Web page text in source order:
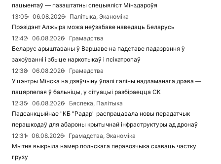
пацыентаў — пазаштатны спецыяліст Мінздароўя
13:05
06.08.2026
Палітыка, Эканоміка
Прэзідэнт Алжыра можа неўзабаве наведаць Беларусь
12:42
06.08.2026
Грамадства
Беларус арыштаваны ў Варшаве на падставе падазрэння ў
захоўванні і збыце наркотыкаў і псіхатропаў
12:38
06.08.2026
Грамадства
У цэнтры Мінска на дзяўчыну ўпалі галіны надламанага дрэва —
пацярпелая ў бальніцы, у сітуацыі разбіраецца СК
12:35
06.08.2026
Бяспека, Палітыка
Падсанкцыйнае "КБ "Радар" распрацавала новы перадатчык
перашкодаў для абароны крытычнай інфраструктуры ад дронаў
12:31
06.08.2026
Грамадства, Эканоміка
Мытня выкрыла намер польскага перавозчыка схаваць частку
грузу